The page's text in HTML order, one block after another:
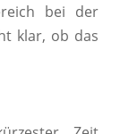
bei der
klar, ob das